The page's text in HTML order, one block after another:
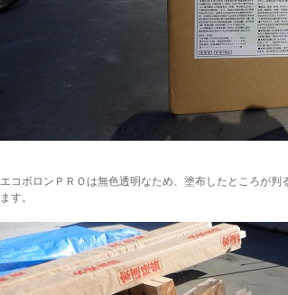
エコボロンＰＲＯは無色透明なため、塗布したところが
ます。